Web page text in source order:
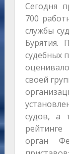
Сегодня
700
службы
Бурятия.
судебных
своей
судов, а
орган